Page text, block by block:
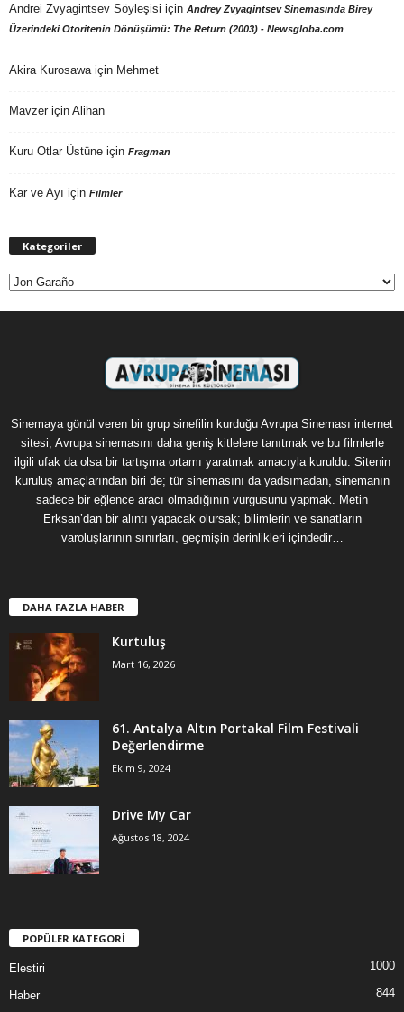
Andrei Zvyagintsev Söyleşisi için Andrey Zvyagintsev Sinemasında Birey
Üzerindeki Otoritenin Dönüşümü: The Return (2003) - Newsgloba.com
Akira Kurosawa için Mehmet
Mavzer için Alihan
Kuru Otlar Üstüne için Fragman
Kar ve Ayı için Filmler
Kategoriler
Kategoriler
Sinemaya gönül veren bir grup sinefilin kurduğu Avrupa Sineması internet
sitesi, Avrupa sinemasını daha geniş kitlelere tanıtmak ve bu filmlerle
ilgili ufak da olsa bir tartışma ortamı yaratmak amacıyla kuruldu. Sitenin
kuruluş amaçlarından biri de; tür sinemasını da yadsımadan, sinemanın
sadece bir eğlence aracı olmadığının vurgusunu yapmak. Metin
Erksan’dan bir alıntı yapacak olursak; bilimlerin ve sanatların
varoluşlarının sınırları, geçmişin derinlikleri içindedir…
DAHA FAZLA HABER
Kurtuluş
Mart 16, 2026
61. Antalya Altın Portakal Film Festivali
Değerlendirme
Ekim 9, 2024
Drive My Car
Ağustos 18, 2024
POPÜLER KATEGORİ
Elestiri 1000
Haber 844